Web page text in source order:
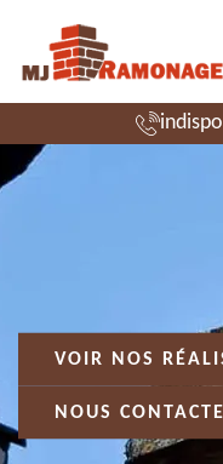
VOIR NOS
NOUS